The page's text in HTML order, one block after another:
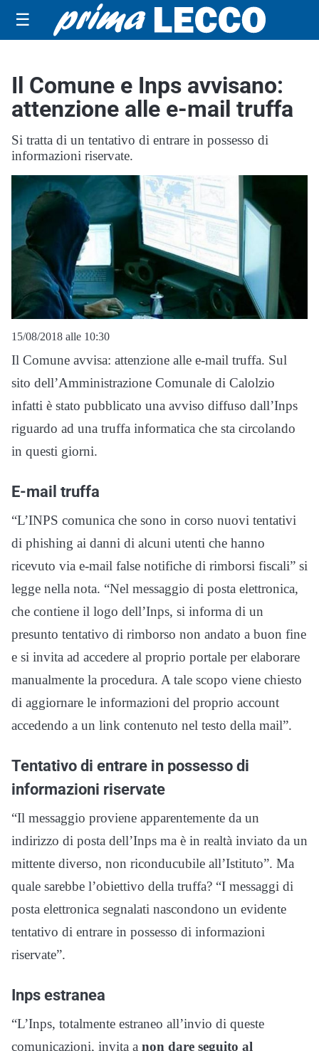
☰
Il Comune e Inps avvisano:
attenzione alle e-mail truffa
Si tratta di un tentativo di entrare in possesso di
informazioni riservate.
15/08/2018 alle 10:30
Il Comune avvisa: attenzione alle e-mail truffa. Sul
sito dell’Amministrazione Comunale di Calolzio
infatti è stato pubblicato una avviso diffuso dall’Inps
riguardo ad una truffa informatica che sta circolando
in questi giorni.
E-mail truffa
“L’INPS comunica che sono in corso nuovi tentativi
di phishing ai danni di alcuni utenti che hanno
ricevuto via e-mail false notifiche di rimborsi fiscali” si
legge nella nota. “Nel messaggio di posta elettronica,
che contiene il logo dell’Inps, si informa di un
presunto tentativo di rimborso non andato a buon fine
e si invita ad accedere al proprio portale per elaborare
manualmente la procedura. A tale scopo viene chiesto
di aggiornare le informazioni del proprio account
accedendo a un link contenuto nel testo della mail”.
Tentativo di entrare in possesso di
informazioni riservate
“Il messaggio proviene apparentemente da un
indirizzo di posta dell’Inps ma è in realtà inviato da un
mittente diverso, non riconducubile all’Istituto”. Ma
quale sarebbe l’obiettivo della truffa? “I messaggi di
posta elettronica segnalati nascondono un evidente
tentativo di entrare in possesso di informazioni
riservate”.
Inps estranea
“L’Inps, totalmente estraneo all’invio di queste
comunicazioni, invita a non dare seguito al